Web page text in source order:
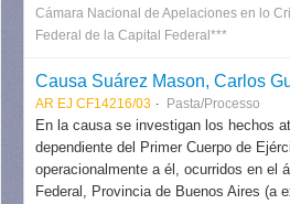
Cámara Nacional de Apelaciones en lo
Federal de la Capital Federal***
AR EJ CF14216/03 Pasta/Processo
En la causa se investigan los hechos
dependiente del Primer Cuerpo de
operacionalmente a él, ocurridos en el
Federal, Provincia de Buenos Aires (a